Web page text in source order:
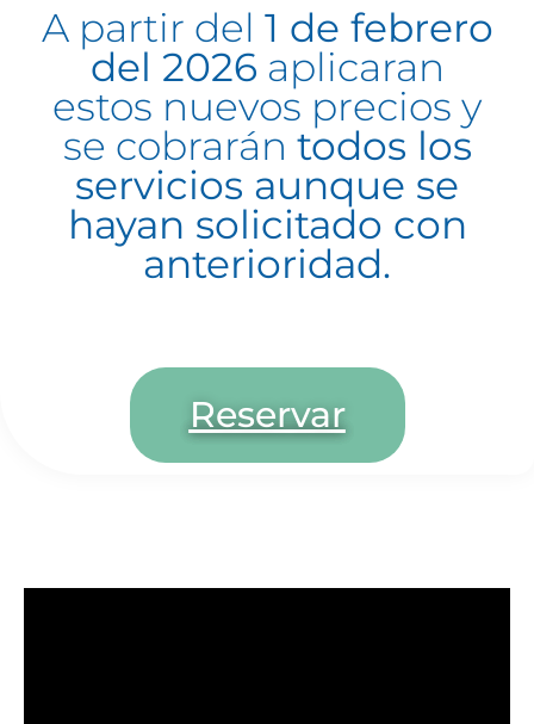
A partir del 1 de febrero
del 2026 aplicaran
estos nuevos precios y
se cobrarán todos los
servicios aunque se
hayan solicitado con
anterioridad.
Reservar